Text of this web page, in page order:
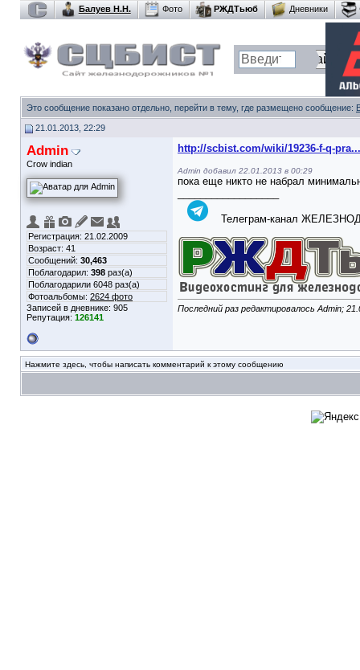
Балуев Н.Н. Фото РЖДТьюб Дневники
Это сообщение показано отдельно, перейти в тему, где размещено сообщение:
21.01.2013, 22:29
Admin
Crow indian
Регистрация: 21.02.2009
Возраст: 41
Сообщений: 30,463
Поблагодарил: 398 раз(а)
Поблагодарили 6048 раз(а)
Фотоальбомы: 2624 фото
Записей в дневнике: 905
Репутация: 126141
http://scbist.com/wiki/19236-f-q-
Admin добавил 22.01.2013 в 00:29
пока еще никто не набрал
Телеграм-канал
Последний раз редактировалось Admin;
Нажмите здесь, чтобы написать комментарий к этому сообщению